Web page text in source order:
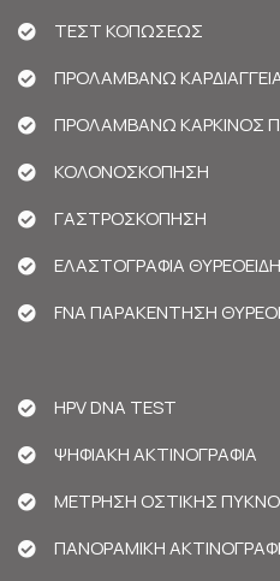
ΤΕΣΤ ΚΟΠΩΣΕΩΣ
ΠΡΟΛΑΜΒΑΝΩ
ΠΡΟΛΑΜΒΑΝΩ ΚΑΡΚΙΝΟΣ
ΚΟΛΟΝΟΣΚΟΠΗΣΗ
ΓΑΣΤΡΟΣΚΟΠΗΣΗ
ΕΛΑΣΤΟΓΡΑΦΙΑ ΘΥΡΕΟΕΙΔΗ
FNA ΠΑΡΑΚΕΝΤΗΣΗ
HPV DNA TEST
ΨΗΦΙΑΚΗ ΑΚΤΙΝΟΓΡΑΦΙΑ
ΜΕΤΡΗΣΗ ΟΣΤΙΚΗΣ
ΠΑΝΟΡΑΜΙΚΗ